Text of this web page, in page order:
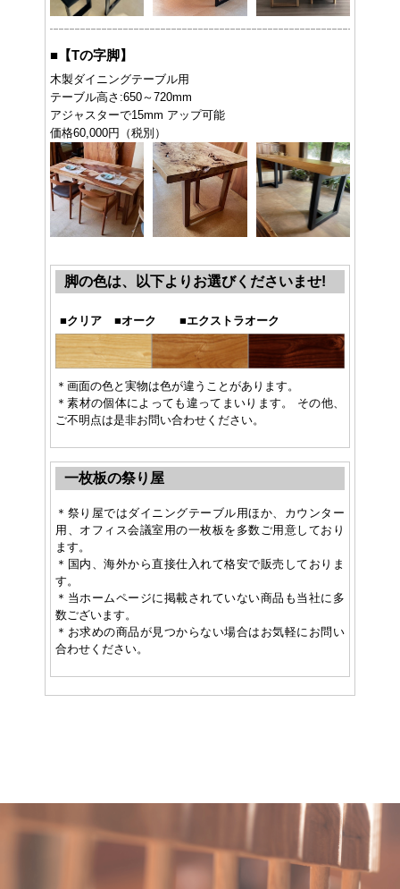
■ 【Tの字脚】
木製ダイニングテーブル用
テーブル高さ:650～720mm
アジャスターで15mm アップ可能
価格60,000円（税別）
脚の色は、以下よりお選びくださいませ!
■クリア ■オーク ■エクストラオーク
＊画面の色と実物は色が違うことがあります。
＊素材の個体によっても違ってまいります。 その他、
ご不明点は是非お問い合わせください。
一枚板の祭り屋
＊祭り屋ではダイニングテーブル用ほか、カウンター
用、オフィス会議室用の一枚板を多数ご用意しており
ます。
＊国内、海外から直接仕入れて格安で販売しておりま
す。
＊当ホームページに掲載されていない商品も当社に多
数ございます。
＊お求めの商品が見つからない場合はお気軽にお問い
合わせください。